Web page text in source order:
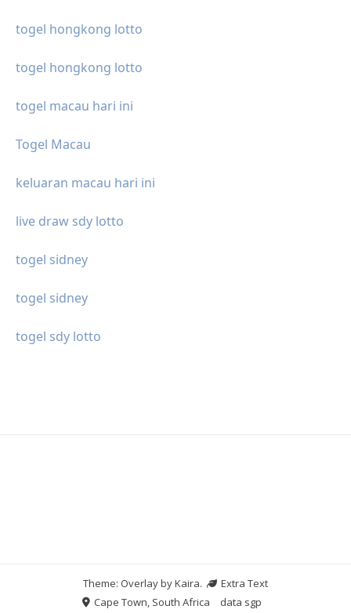
togel hongkong lotto
togel hongkong lotto
togel macau hari ini
Togel Macau
keluaran macau hari ini
live draw sdy lotto
togel sidney
togel sidney
togel sdy lotto
Theme: Overlay byKaira.
Extra Text
Cape Town, South Africa
data sgp